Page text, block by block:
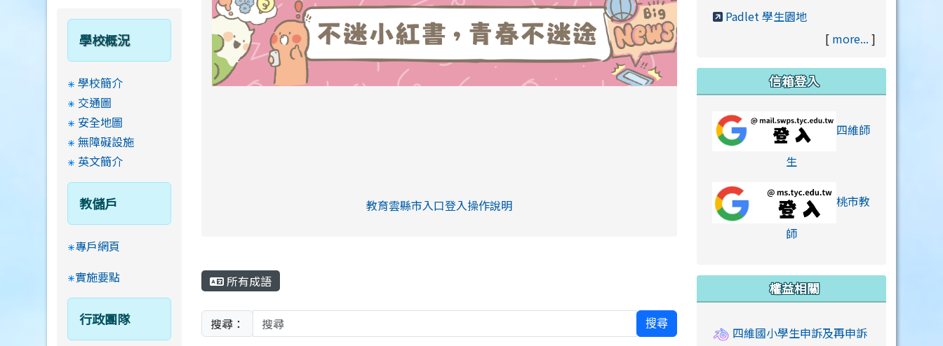
link to https://eliteracy.edu.tw/Shorts/xiaohongshu.html
link to https://eliteracy.edu.tw/Shorts/xiaohongshu.html
教育雲縣市入口登入操作說明
link to https://eliteracy.edu.tw/Shorts/xiaohongshu.html
所有成語
搜尋： 搜尋
學校概況
學校簡介
交通圖
安全地圖
無障礙設施
英文簡介
教儲戶
專戶網頁
實施要點
行政團隊
Padlet 學生園地
[ more... ]
信箱登入
四維師
生link to https://
桃市教
師link to https://
權益相關
四維國小學生申訴及再申訴